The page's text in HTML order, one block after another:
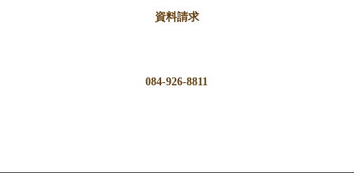
資料請求
084-926-8811